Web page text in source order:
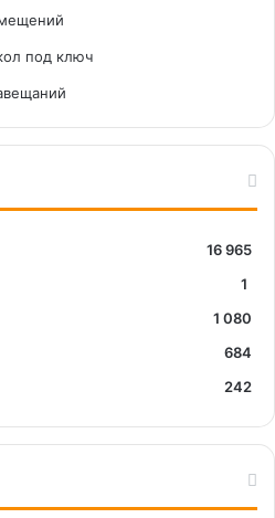
под ключ
16 965
1
1 080
684
242